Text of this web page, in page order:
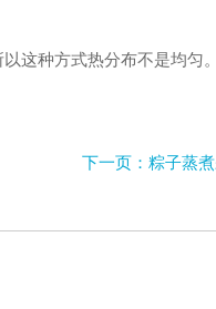
这种方式热分布不是均匀
下一页：粽子蒸